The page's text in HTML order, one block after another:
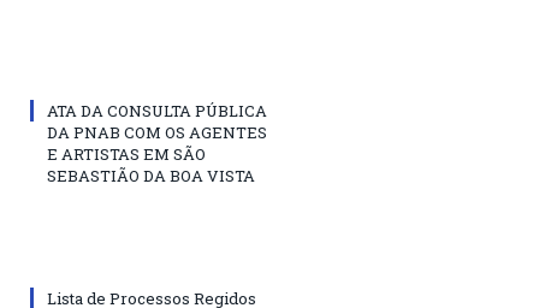
ATA DA CONSULTA PÚBLICA
DA PNAB COM OS AGENTES
E ARTISTAS EM SÃO
SEBASTIÃO DA BOA VISTA
Lista de Processos Regidos